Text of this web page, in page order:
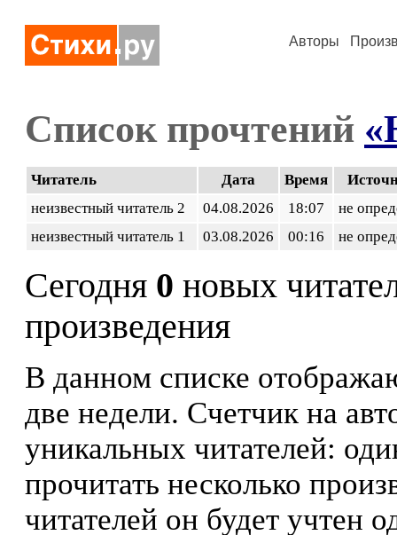
Авторы
Список прочтений
Читатель Дата Время
неизвестный читатель 2
04.08.2026 18:07
не
неизвестный читатель 1
03.08.2026 00:16 не
Сегодня 0 новых
произведения
В данном списке
две недели. Счетчик на
уникальных читателей:
прочитать несколько
читателей он будет учтен